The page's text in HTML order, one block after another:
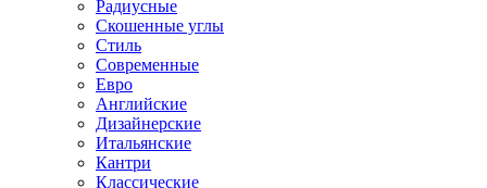
Радиусные
Скошенные углы
Стиль
Современные
Евро
Английские
Дизайнерские
Итальянские
Кантри
Классические